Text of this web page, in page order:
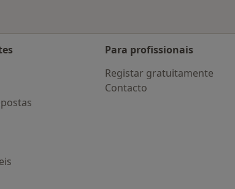
Para profissionais
Registar gratuitamente
Contacto